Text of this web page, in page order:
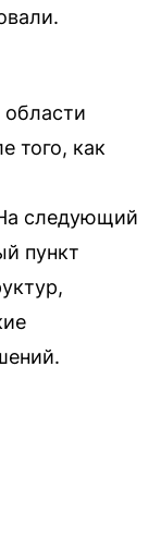
того, как
следующий
пункт